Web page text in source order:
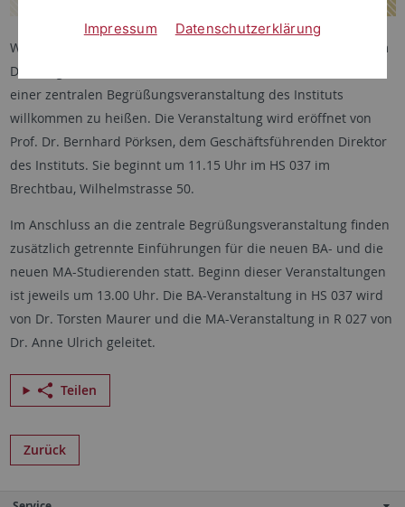
Wir freuen uns sehr, alle neuen BA- und MA-Studierenden am
Dienstag, dem 14. Oktober 2025 um 11.15 Uhr im Rahmen
einer zentralen Begrüßungsveranstaltung des Instituts
willkommen zu heißen. Die Veranstaltung wird eröffnet von
Prof. Dr. Bernhard Pörksen, dem Geschäftsführenden Direktor
des Instituts. Sie beginnt um 11.15 Uhr im HS 037 im
Brechtbau, Wilhelmstrasse 50.
Im Anschluss an die zentrale Begrüßungsveranstaltung finden
zusätzlich getrennte Einführungen für die neuen BA- und die
neuen MA-Studierenden statt. Beginn dieser Veranstaltungen
ist jeweils um 13.00 Uhr. Die BA-Veranstaltung in HS 037 wird
von Dr. Torsten Maurer und die MA-Veranstaltung in R 027 von
Dr. Anne Ulrich geleitet.
Teilen
Zurück
Impressum Datenschutzerklärung